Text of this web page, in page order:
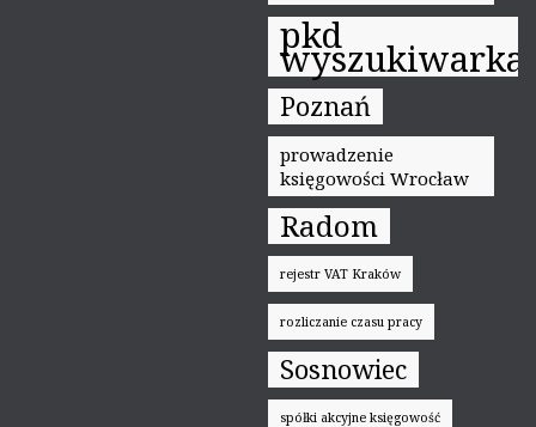
pkd
wyszukiwarka
Poznań
prowadzenie
księgowości Wrocław
Radom
rejestr VAT Kraków
rozliczanie czasu pracy
Sosnowiec
spółki akcyjne księgowość